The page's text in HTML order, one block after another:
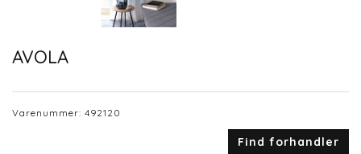
AVOLA
Varenummer: 492120
Find forhandler